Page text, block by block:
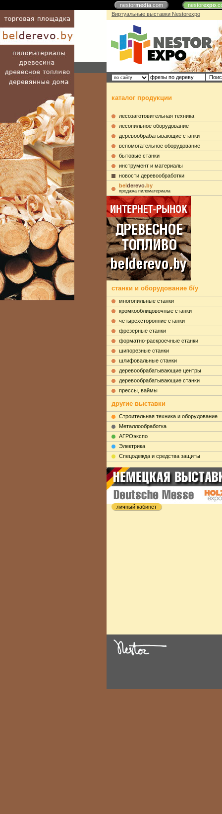
nestormedia.com nestorexpo
Виртуальные выставки Nestorexpo
каталог продукции
лесозаготовительная техника
лесопильное оборудование
деревообрабатывающие станки
вспомогательное оборудование
бытовые станки
инструмент и материалы
новости деревообработки
belderevo.by
продажа пиломатериала
станки и оборудование б/у
многопильные станки
кромкооблицовочные станки
четырехсторонние станки
фрезерные станки
форматно-раскроечные станки
шипорезные станки
шлифовальные станки
деревообрабатывающие центры
деревообрабатывающие станки
прессы, ваймы
другие выставки
Строительная техника и оборудование
Металлообработка
АГРОэкспо
Электрика
Cпецодежда и средства защиты
личный кабинет